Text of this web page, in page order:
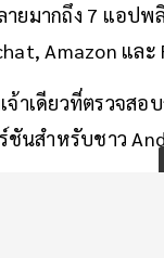
ยมากถึง 7 แอป
Amazon และ
จ้าเดียวที่ตรวจส
ชันสำหรับชาว